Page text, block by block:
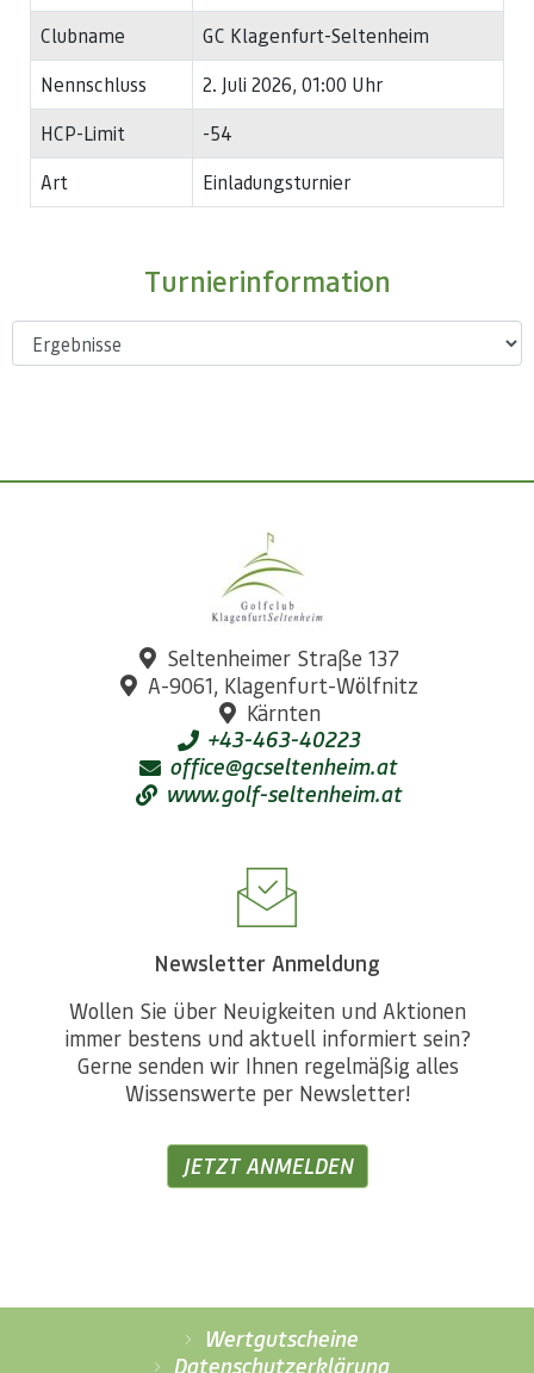
Clubname
GC Klagenfurt-Seltenheim
Nennschluss
2. Juli 2026, 01:00 Uhr
HCP-Limit
-54
Art
Einladungsturnier
Turnierinformation
Seltenheimer Straße 137
A-9061, Klagenfurt-Wölfnitz
Kärnten
+43-463-40223
office@gcseltenheim.at
www.golf-seltenheim.at
Newsletter Anmeldung
Wollen Sie über Neuigkeiten und Aktionen
immer bestens und aktuell informiert sein?
Gerne senden wir Ihnen regelmäßig alles
Wissenswerte per Newsletter!
JETZT ANMELDEN
Wertgutscheine
Datenschutzerklärung